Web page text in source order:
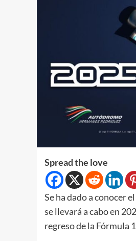
Spread the love
Se ha dado a conocer
se llevará a cabo en
regreso de la Fórmula